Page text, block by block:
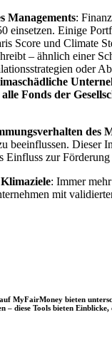
Managements:
einsetzen. Einige
Score und Climate
– ähnlich einer
oder
Fonds der
des
beeinflussen. Dieser
Einfluss zur
: Immer
mit
MyFairMoney bieten
– diese Tools bieten